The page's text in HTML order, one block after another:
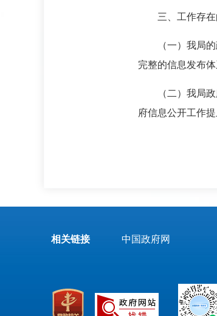
三、工作存
（一）我局
完整的信息发布
（二）我局
府信息公开工作
相关链接 中国政府网